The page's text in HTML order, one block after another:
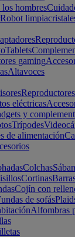
hombres
Robot
Tablets
gaming
Altavoces
Reproductores
eléctricas
y
Trípodes
de alimentación
Colchas
Cortinas
Cojín con
de sofás
Alfombras